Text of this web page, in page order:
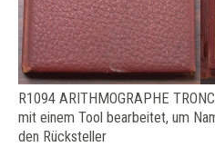
R1094 ARITHMOGRAPHE
mit einem Tool bearbeitet, um
den Rücksteller